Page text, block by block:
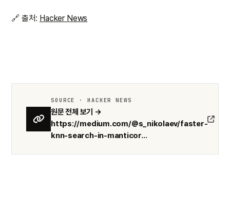
🔗 출처: Hacker News
SOURCE · HACKER NEWS
원문 전체 보기 →
https://medium.com/@s_nikolaev/faster-
knn-search-in-manticor...